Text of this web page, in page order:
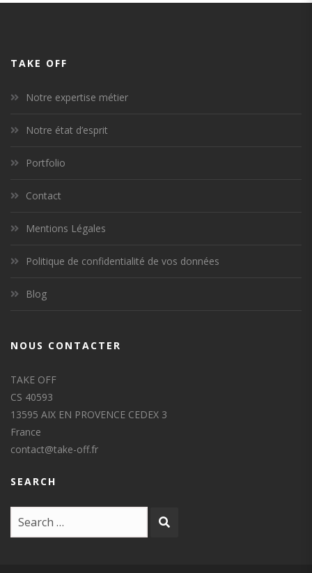
TAKE OFF
Notre expertise métier
Notre état d’esprit
Portfolio
Contact
Mentions Légales
Politique de confidentialité de vos données
Blog
NOUS CONTACTER
TAKE OFF
CS 40593
13595 AIX EN PROVENCE CEDEX 3
France
contact@take-off.fr
SEARCH